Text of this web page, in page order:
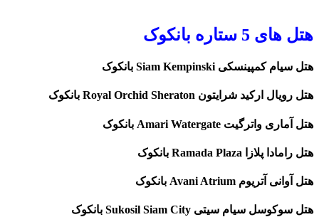
هتل های 5 ستاره بانکوک
هتل سیام کمپینسکی Siam Kempinski بانکوک
هتل رویال ارکید شرایتون Royal Orchid Sheraton بانکوک
هتل آماری واترگیت Amari Watergate بانکوک
هتل رامادا پلازا Ramada Plaza بانکوک
هتل آوانی آتریوم Avani Atrium بانکوک
هتل سوکوسل سیام سیتی Sukosil Siam City بانکوک